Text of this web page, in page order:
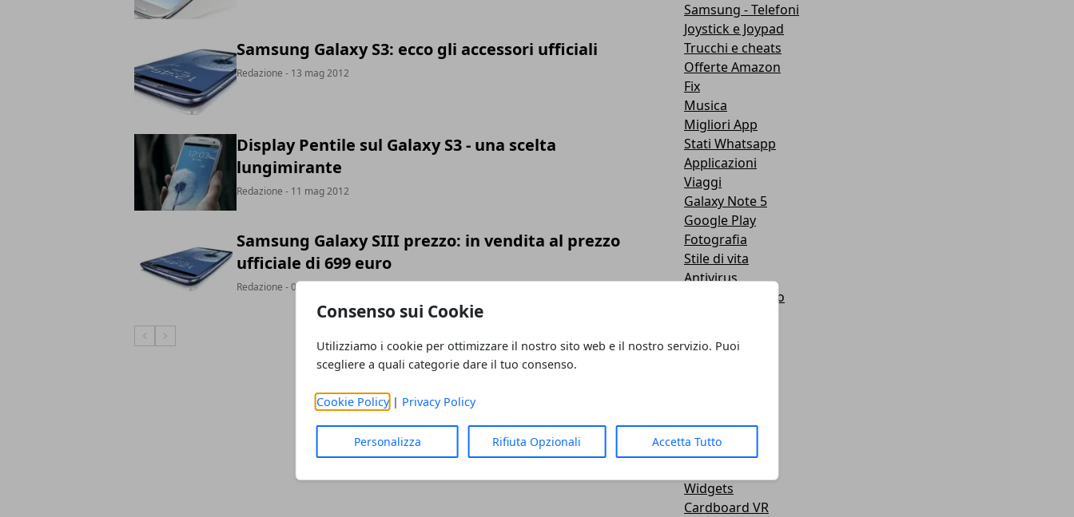
Consenso sui Cookie
Utilizziamo i cookie per ottimizzare il nostro sito web e il nostro servizio. Puoi
scegliere a quali categorie dare il tuo consenso.
Cookie Policy| Privacy Policy
Personalizza Rifiuta Opzionali Accetta Tutto
Samsung Galaxy S3: ecco gli accessori ufficiali
Redazione - 13 mag 2012
Display Pentile sul Galaxy S3 - una scelta
lungimirante
Redazione - 11 mag 2012
Samsung Galaxy SIII prezzo: in vendita al prezzo
ufficiale di 699 euro
Redazione - 08 mag 2012
Articolo Precedente
Articolo Successivo
Samsung - Telefoni
Joystick e Joypad
Trucchi e cheats
Offerte Amazon
Fix
Musica
Migliori App
Stati Whatsapp
Applicazioni
Viaggi
Galaxy Note 5
Google Play
Fotografia
Stile di vita
Antivirus
Widget Orologio
Sport
Lg - Telefoni
Trasporti
Widgets
Cardboard VR